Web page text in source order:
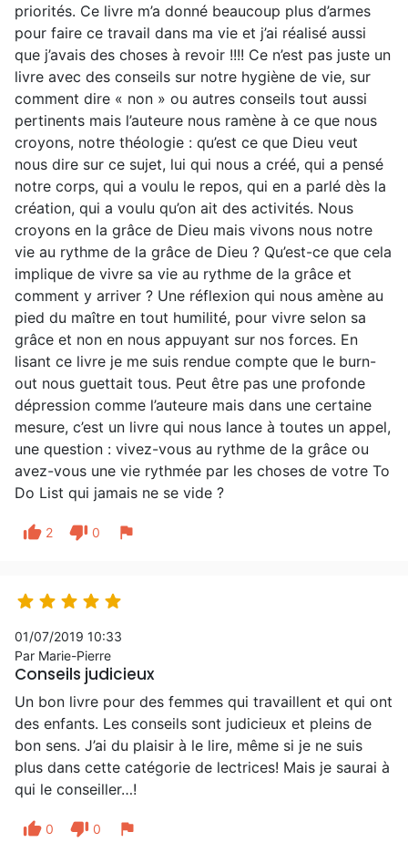
priorités. Ce livre m’a donné beaucoup plus d’armes
pour faire ce travail dans ma vie et j’ai réalisé aussi
que j’avais des choses à revoir !!!! Ce n’est pas juste un
livre avec des conseils sur notre hygiène de vie, sur
comment dire « non » ou autres conseils tout aussi
pertinents mais l’auteure nous ramène à ce que nous
croyons, notre théologie : qu’est ce que Dieu veut
nous dire sur ce sujet, lui qui nous a créé, qui a pensé
notre corps, qui a voulu le repos, qui en a parlé dès la
création, qui a voulu qu’on ait des activités. Nous
croyons en la grâce de Dieu mais vivons nous notre
vie au rythme de la grâce de Dieu ? Qu’est-ce que cela
implique de vivre sa vie au rythme de la grâce et
comment y arriver ? Une réflexion qui nous amène au
pied du maître en tout humilité, pour vivre selon sa
grâce et non en nous appuyant sur nos forces. En
lisant ce livre je me suis rendue compte que le burn-
out nous guettait tous. Peut être pas une profonde
dépression comme l’auteure mais dans une certaine
mesure, c’est un livre qui nous lance à toutes un appel,
une question : vivez-vous au rythme de la grâce ou
avez-vous une vie rythmée par les choses de votre To
Do List qui jamais ne se vide ?
thumb_up 2 thumb_down 0 flag
    
01/07/2019 10:33
Par Marie-Pierre
Conseils judicieux
Un bon livre pour des femmes qui travaillent et qui ont
des enfants. Les conseils sont judicieux et pleins de
bon sens. J’ai du plaisir à le lire, même si je ne suis
plus dans cette catégorie de lectrices! Mais je saurai à
qui le conseiller…!
thumb_up 0 thumb_down 0 flag